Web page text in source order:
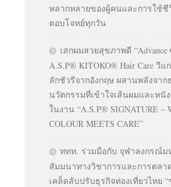
หลากหลายของผู้คนและการใช้ชี
ตอบโจทย์ทุกวัน
เสกผมสวยสุขภาพดี “Advance
A.S.P® KITOKO® Hair Care วี
ลักชัวรีจากอังกฤษ ผสานพลังจาก
นวัตกรรมที่เข้าใจเส้นผมและหนั
ในงาน “A.S.P® SIGNATURE –
COLOUR MEETS CARE”
ททท. ร่วมมือกับ จุฬาลงกรณ์ม
สัมมนาทางวิชาการและการตลา
เคล็ดลับปรับธุรกิจท่องเที่ยวไทย